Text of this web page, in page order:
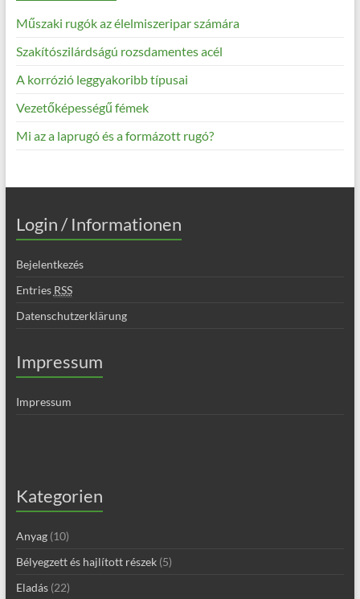
Műszaki rugók az élelmiszeripar számára
Szakítószilárdságú rozsdamentes acél
A korrózió leggyakoribb típusai
Vezetőképességű fémek
Mi az a laprugó és a formázott rugó?
Login / Informationen
Bejelentkezés
Entries RSS
Datenschutzerklärung
Impressum
Impressum
Kategorien
Anyag(10)
Bélyegzett és hajlított részek(5)
Eladás(22)